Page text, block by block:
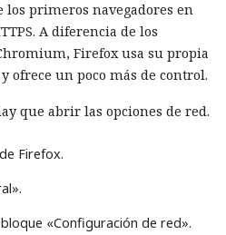
primeros navegadores en
A diferencia de los
Firefox usa su propia
ofrece un poco más de control.
que abrir las opciones de red.
Firefox.
«Configuración de red».